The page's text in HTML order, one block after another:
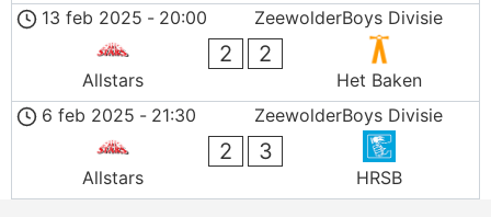
ZeewolderBoys Divisie
13 feb 2025 - 20:00
Allstars
2 2
Het Baken
ZeewolderBoys Divisie
6 feb 2025 - 21:30
Allstars
2 3
HRSB